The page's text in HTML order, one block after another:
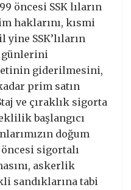
öncesi SSK lıların
haklarını, kısmi
SSK’lıların
günlerini
giderilmesini,
prim satın
ve çıraklık sigorta
başlangıcı
doğum
sigortalı
askerlik
sandıklarına tabi